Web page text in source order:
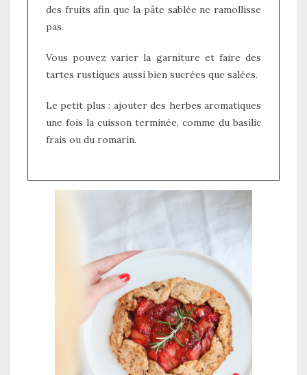
des fruits afin que la pâte sablée ne ramollisse
pas.
Vous pouvez varier la garniture et faire des
tartes rustiques aussi bien sucrées que salées.
Le petit plus : ajouter des herbes aromatiques
une fois la cuisson terminée, comme du basilic
frais ou du romarin.